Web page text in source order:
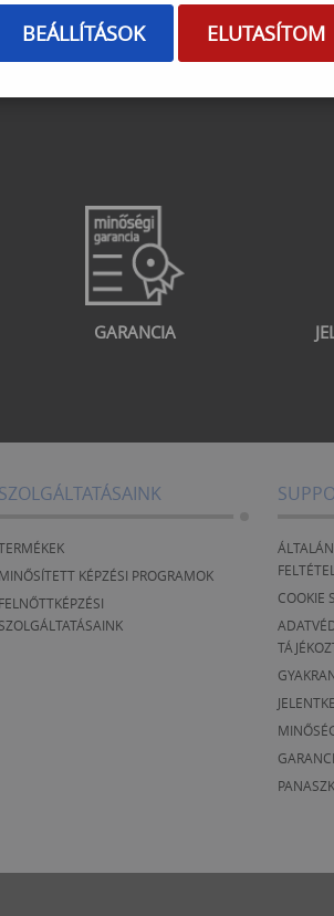
GARANCIA
SZOLGÁLTATÁSAINK
MINŐSÍTETT KÉPZÉSI PROGRAMOK
FELNŐTTKÉPZÉSI
SZOLGÁLTATÁSAINK
COOKIE
BEÁLLÍTÁSOK ELUTASÍTOM